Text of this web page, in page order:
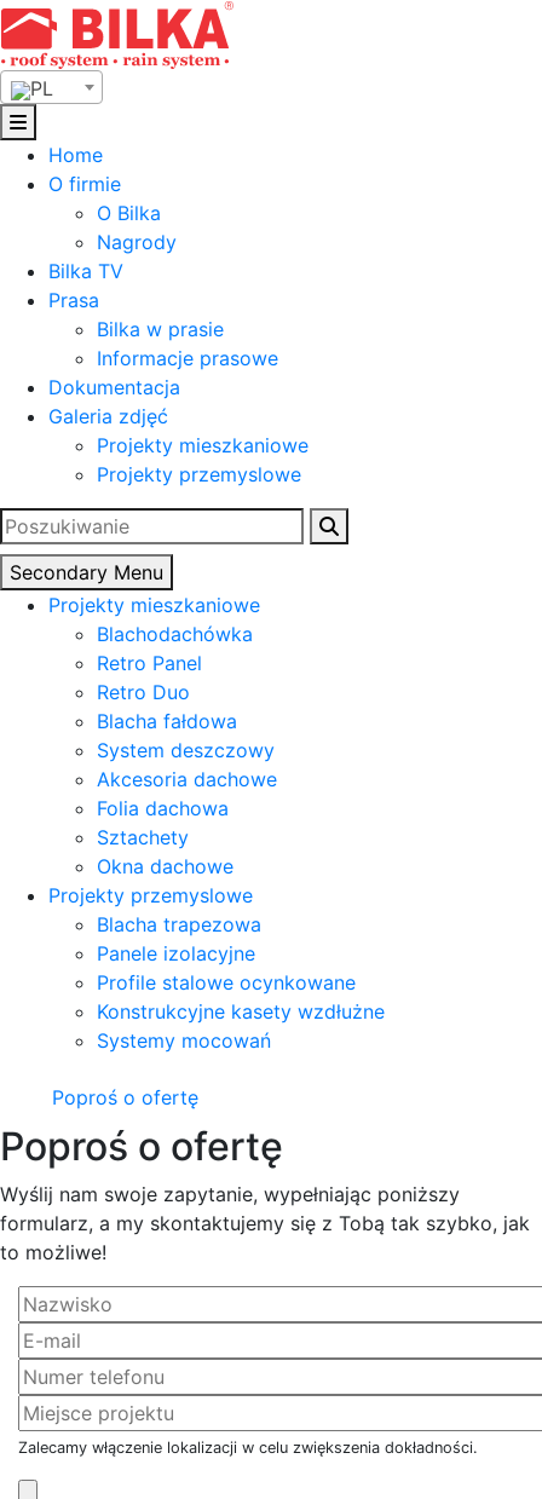
Skip
to
content
PL
Home
O firmie
O Bilka
Nagrody
Bilka TV
Prasa
Bilka w prasie
Informacje prasowe
Dokumentacja
Galeria zdjęć
Projekty mieszkaniowe
Projekty przemyslowe
Szukaj:
Secondary Menu
Projekty mieszkaniowe
Blachodachówka
Retro Panel
Retro Duo
Blacha fałdowa
System deszczowy
Akcesoria dachowe
Folia dachowa
Sztachety
Okna dachowe
Projekty przemyslowe
Blacha trapezowa
Panele izolacyjne
Profile stalowe ocynkowane
Konstrukcyjne kasety wzdłużne
Systemy mocowań
Poproś o ofertę
Poproś o ofertę
Wyślij nam swoje zapytanie, wypełniając poniższy
formularz, a my skontaktujemy się z Tobą tak szybko, jak
to możliwe!
Zalecamy włączenie lokalizacji w celu zwiększenia dokładności.